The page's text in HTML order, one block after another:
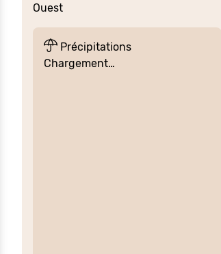
Ouest
Précipitations
Chargement…